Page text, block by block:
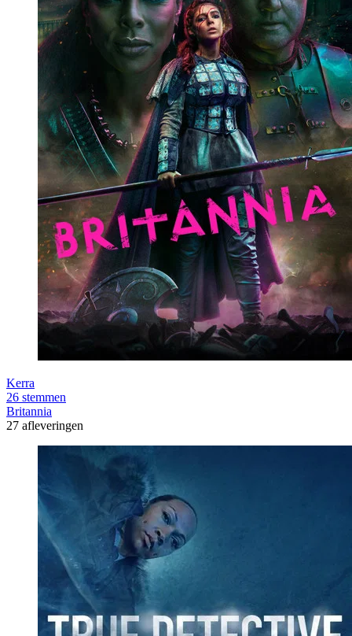
Kerra
26 stemmen
Britannia
27 afleveringen